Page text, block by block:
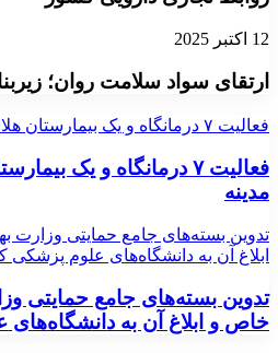
12 اکتبر 2025
ارتقای سواد سلامت روان؛
فعالیت ۷ درمانگاه و یک‌ بیمارستان هلال‌احمر در مکه و مدینه
فعالیت ۷ درمانگاه و یک‌
مدینه
تدوین بسته‌های جامع حمایتی وزارت
ابلاغ آن به دانشگاه‌های علوم پزشکی
تدوین بسته‌های جامع حمایتی
خاص و ابلاغ آن به